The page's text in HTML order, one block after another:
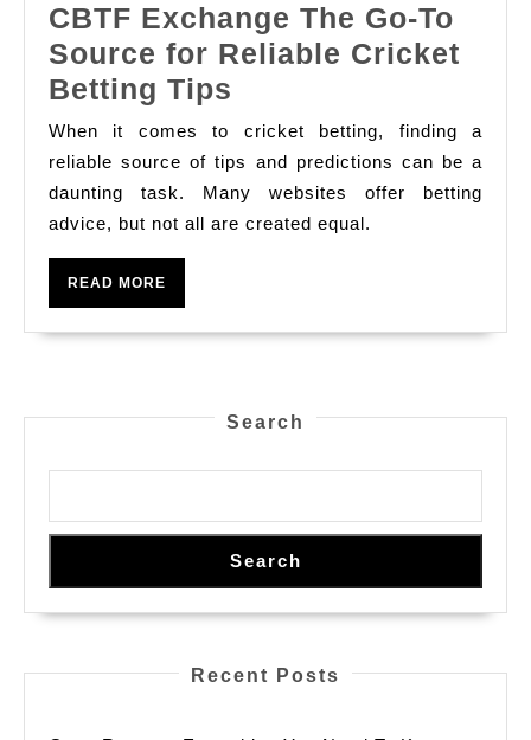
CBTF Exchange The Go-To
Source for Reliable Cricket
Betting Tips
Exchange
The
Go-
To
Reliable
Betting
When it comes to cricket betting, finding a
reliable source of tips and predictions can be a
daunting task. Many websites offer betting
advice, but not all are created equal.
READ MORE
Search
Search
Recent Posts